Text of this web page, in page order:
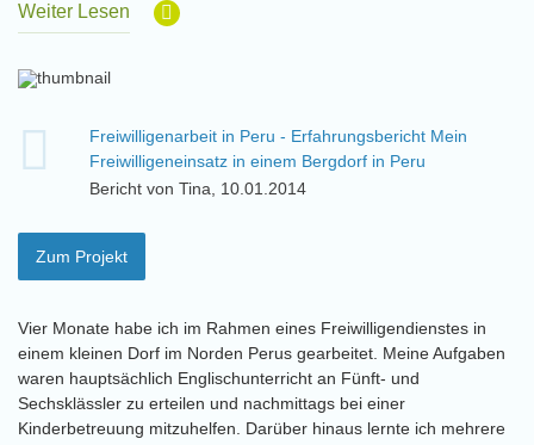
Weiter Lesen
Freiwilligenarbeit in Peru - Erfahrungsbericht Mein
Freiwilligeneinsatz in einem Bergdorf in Peru
Bericht von Tina, 10.01.2014
Zum Projekt
Vier Monate habe ich im Rahmen eines Freiwilligendienstes in
einem kleinen Dorf im Norden Perus gearbeitet. Meine Aufgaben
waren hauptsächlich Englischunterricht an Fünft- und
Sechsklässler zu erteilen und nachmittags bei einer
Kinderbetreuung mitzuhelfen. Darüber hinaus lernte ich mehrere